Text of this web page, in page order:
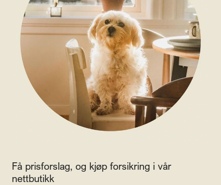
Få prisforslag, og kjøp forsikring i vår
nettbutikk